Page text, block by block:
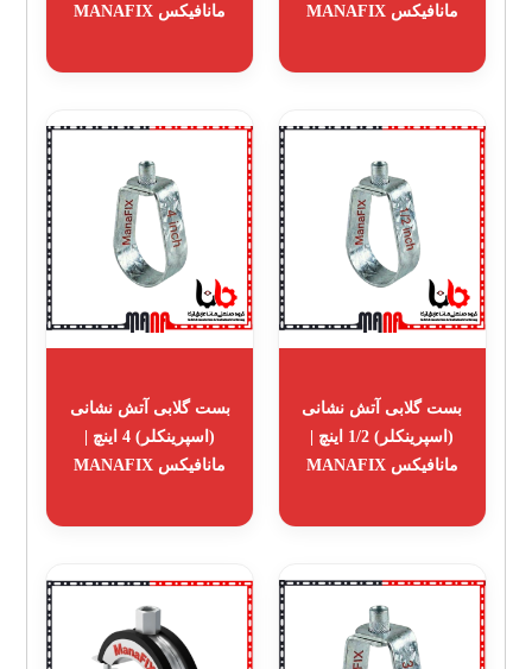
مانافیکس MANAFIX
مانافیکس MANAFIX
بست گلابی آتش نشانی
(اسپرینکلر) 1/2 اینچ |
مانافیکس MANAFIX
بست گلابی آتش نشانی
(اسپرینکلر) 4 اینچ |
مانافیکس MANAFIX